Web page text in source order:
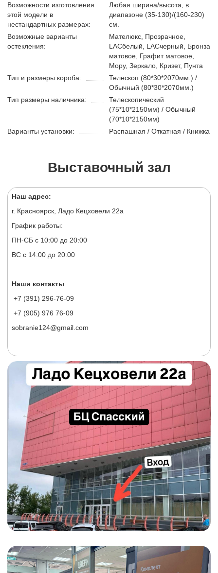
Возможности изготовления
этой модели в
нестандартных размерах:
Любая ширина/высота, в
диапазоне (35-130)/(160-230)
см.
Возможные варианты
остекления:
Мателюкс, Прозрачное,
LACбелый, LACчерный, Бронза
матовое, Графит матовое,
Мору, Зеркало, Кризет, Пунта
Тип и размеры короба:
Телескоп (80*30*2070мм.) /
Обычный (80*30*2070мм.)
Тип размеры наличника:
Телескопический
(75*10*2150мм) / Обычный
(70*10*2150мм)
Варианты установки:
Распашная / Откатная / Книжка
Выставочный зал
Наш адрес:
г. Красноярск, Ладо Кецховели 22а
График работы:
ПН-СБ с 10:00 до 20:00
ВС с 14:00 до 20:00
Наши контакты
+7 (391) 296-76-09
+7 (905) 976 76-09
sobranie124@gmail.com